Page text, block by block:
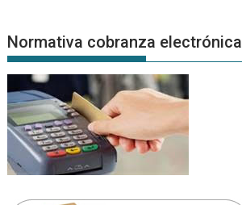
Normativa cobranza electrónica